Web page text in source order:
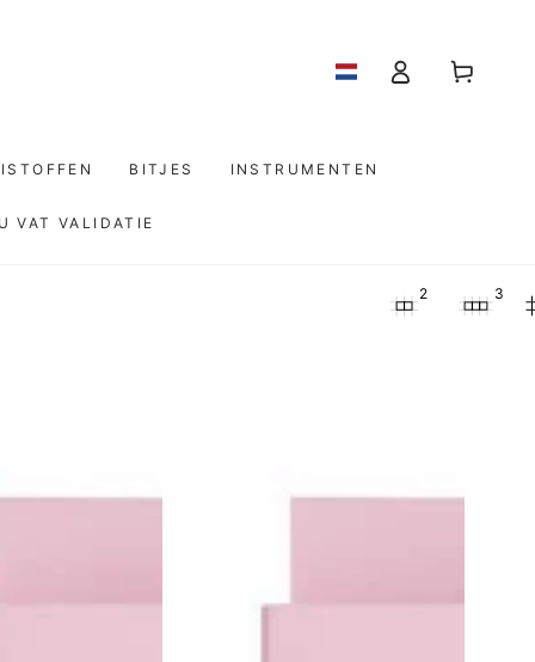
BITJES INSTRUMENTEN
VAT VALIDATIE
Log
in
Winkelwagen
2 3